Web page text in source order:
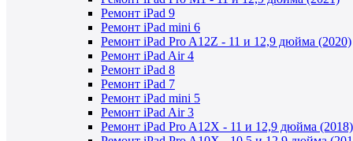
Ремонт iPad 9
Ремонт iPad mini 6
Ремонт iPad Pro A12Z - 11 и 12,9 дюйма (2020)
Ремонт iPad Air 4
Ремонт iPad 8
Ремонт iPad 7
Ремонт iPad mini 5
Ремонт iPad Air 3
Ремонт iPad Pro A12X - 11 и 12,9 дюйма (2018)